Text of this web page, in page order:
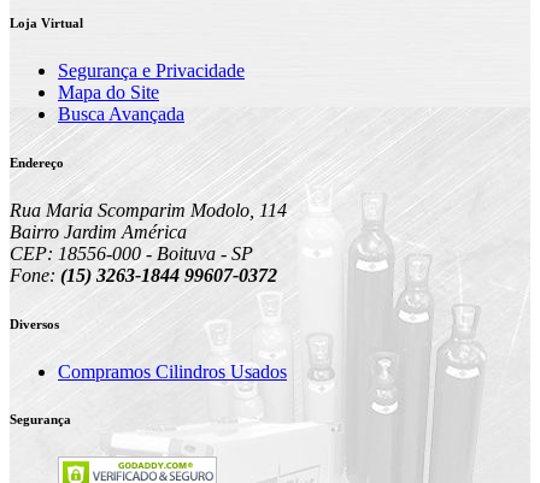
Loja Virtual
Segurança e Privacidade
Mapa do Site
Busca Avançada
Endereço
Rua Maria Scomparim Modolo, 114
Bairro Jardim América
CEP: 18556-000 - Boituva - SP
Fone: (15) 3263-1844 99607-0372
Diversos
Compramos Cilindros Usados
Segurança